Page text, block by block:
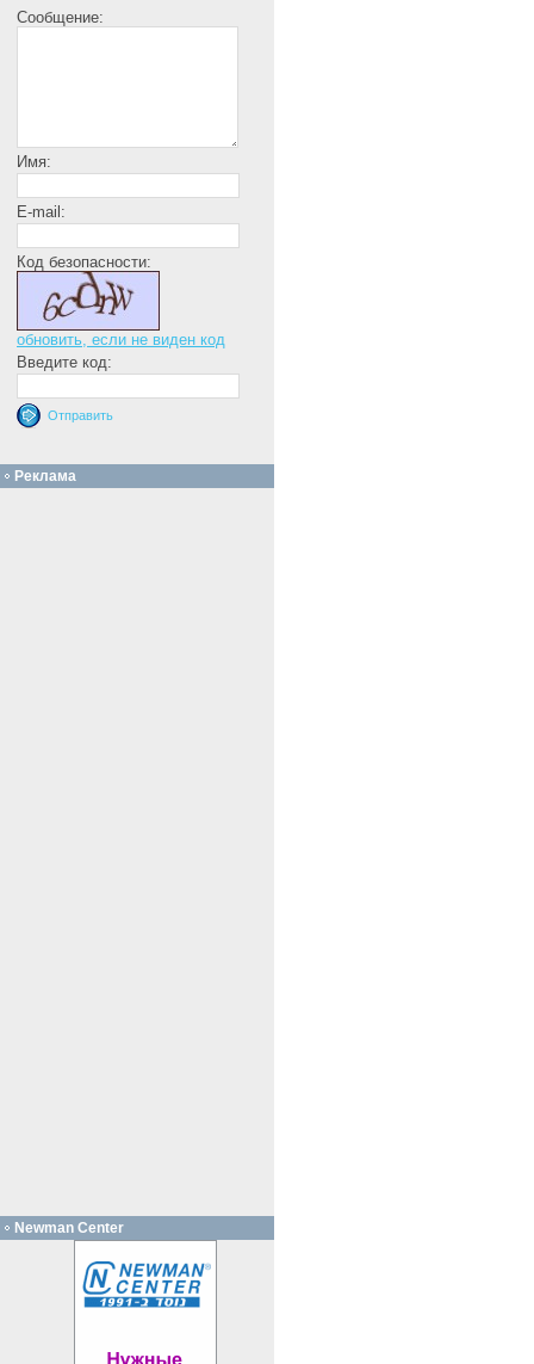
Сообщение:
Имя:
E-mail:
Код безопасности:
обновить, если не виден код
Введите код:
Реклама
Newman Center